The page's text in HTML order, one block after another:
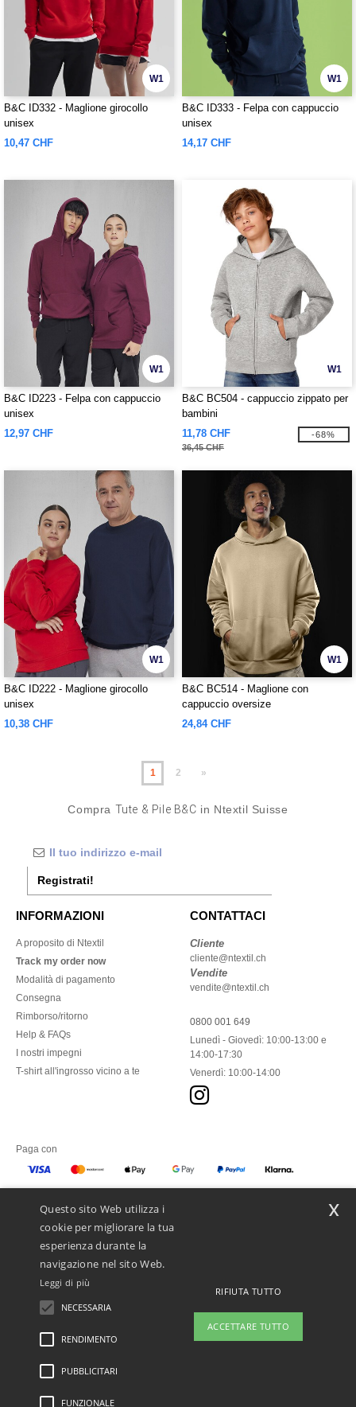
W1
B&C ID332 - Maglione girocollo
unisex
10,47 CHF
W1
B&C ID333 - Felpa con cappuccio
unisex
14,17 CHF
W1
B&C ID223 - Felpa con cappuccio
unisex
12,97 CHF
W1
B&C BC504 - cappuccio zippato per
bambini
11,78 CHF
36,45 CHF
-68%
W1
B&C ID222 - Maglione girocollo
unisex
10,38 CHF
W1
B&C BC514 - Maglione con
cappuccio oversize
24,84 CHF
1 2 »
Compra Tute & Pile B&C in Ntextil Suisse
Registrati!
INFORMAZIONI
A proposito di Ntextil
Track my order now
Modalità di pagamento
Consegna
Rimborso/ritorno
Help & FAQs
I nostri impegni
T-shirt all'ingrosso vicino a te
CONTATTACI
Cliente
cliente@ntextil.ch
Vendite
vendite@ntextil.ch
0800 001 649
Lunedì - Giovedì: 10:00-13:00 e
14:00-17:30
Venerdì: 10:00-14:00
Paga con
Spediamo con
Menzioni legali- Informativa sulla privacy
Questo sito Web utilizza i
cookie per migliorare la tua
esperienza durante la
navigazione nel sito Web.
Leggi di più
NECESSARIA
RENDIMENTO
PUBBLICITARI
FUNZIONALE
RIFIUTA TUTTO
ACCETTARE TUTTO
x